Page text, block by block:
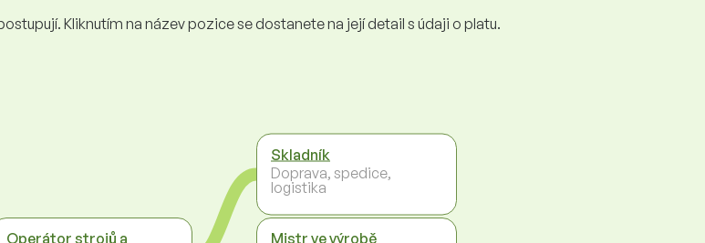
Kliknutím na název pozice se dostanete na její detail s údaji o platu.
Operátor strojů a
Skladník
Doprava, spedice,
logistika
Mistr ve výrobě